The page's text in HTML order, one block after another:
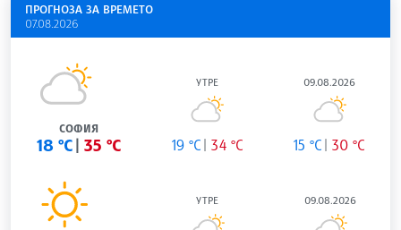
ПРОГНОЗА ЗА ВРЕМЕТО
07.08.2026
СОФИЯ
18 °C 35 °C
УТРЕ
19 °C 34 °C
09.08.2026
15 °C 30 °C
УТРЕ 09.08.2026